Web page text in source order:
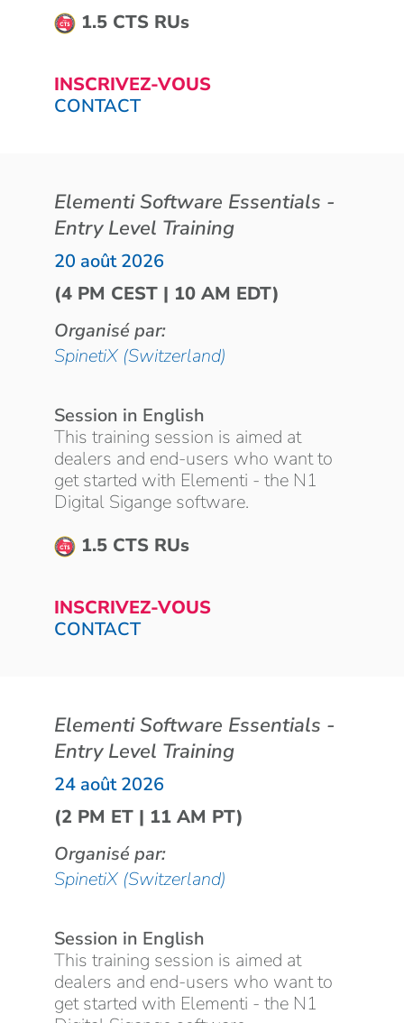
1.5 CTS RUs
INSCRIVEZ-VOUS
CONTACT
Elementi Software Essentials -
Entry Level Training
20 août 2026
(4 PM CEST | 10 AM EDT)
Organisé par:
SpinetiX (Switzerland)
Session in English
This training session is aimed at
dealers and end-users who want to
get started with Elementi - the N1
Digital Sigange software.
1.5 CTS RUs
INSCRIVEZ-VOUS
CONTACT
Elementi Software Essentials -
Entry Level Training
24 août 2026
(2 PM ET | 11 AM PT)
Organisé par:
SpinetiX (Switzerland)
Session in English
This training session is aimed at
dealers and end-users who want to
get started with Elementi - the N1